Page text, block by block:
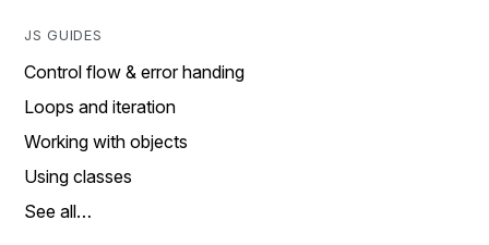
JS GUIDES
Control flow & error handing
Loops and iteration
Working with objects
Using classes
See all…